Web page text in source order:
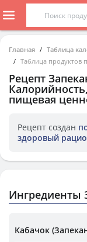
Главная
Таблица
Таблица продуктов
Рецепт
пищевая
Рецепт создан
здоровый
Ингредиенты
Кабачок